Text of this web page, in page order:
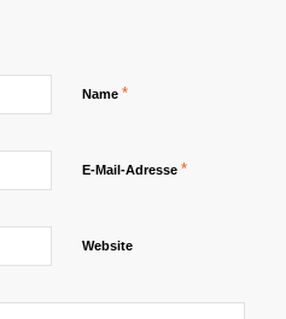
Name *
E-Mail-Adresse *
Website